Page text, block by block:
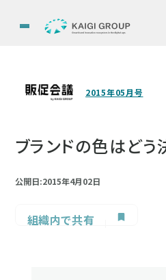
2015年05月号
ブランドの色はどう
公開日:2015年4月02日
組織内で共有